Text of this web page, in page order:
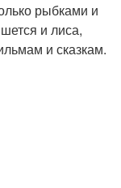
рыбками и
и лиса,
и сказкам.